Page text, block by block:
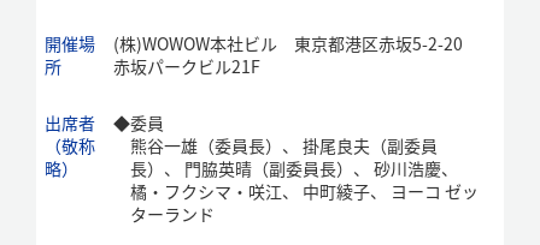
開催場
所
(株)WOWOW本社ビル 東京都港区赤坂5-2-20
赤坂パークビル21F
出席者
（敬称
略）
◆委員
熊谷一雄（委員長）、 掛尾良夫（副委員
長）、 門脇英晴（副委員長）、 砂川浩慶、
橘・フクシマ・咲江、 中町綾子、 ヨーコ ゼッ
ターランド